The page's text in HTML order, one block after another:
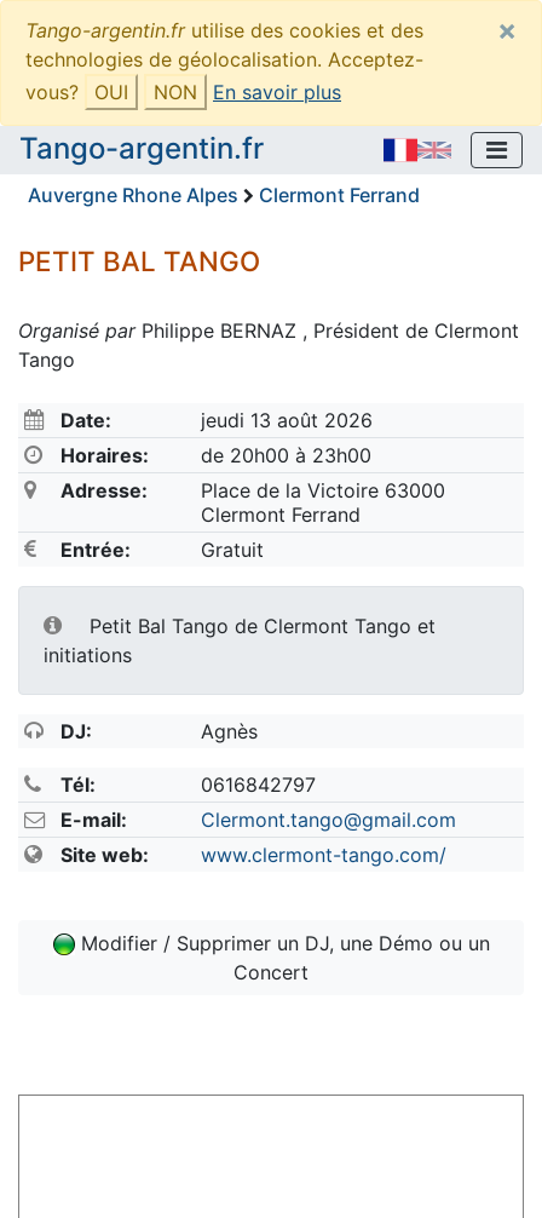
Tango-argentin.frutilise des cookies et des
technologies de géolocalisation. Acceptez-
vous?
OUI NON En savoir plus
×
Tango-argentin.fr
Auvergne Rhone Alpes Clermont Ferrand
PETIT BAL TANGO
Organisé parPhilippe BERNAZ , Président de Clermont
Tango
Date:
jeudi 13 août 2026
Horaires:
de 20h00 à 23h00
Adresse:
Place de la Victoire 63000
Clermont Ferrand
Entrée:
Gratuit
Petit Bal Tango de Clermont Tango et
initiations
DJ: Agnès
Tél:
0616842797
E-mail:
Clermont.tango@gmail.com
Site web:
www.clermont-tango.com/
Modifier / Supprimer un DJ, une Démo ou un
Concert